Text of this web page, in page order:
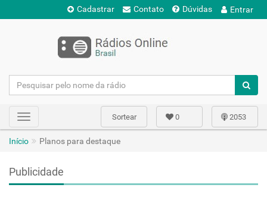
Cadastrar Contato Dúvidas Entrar
Toggle
navigation
2053
0
Sortear
Início Planos para destaque
Publicidade